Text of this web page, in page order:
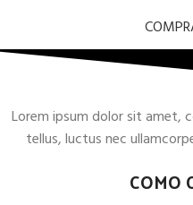
Lorem ipsum dolor sit amet,
tellus, luctus nec
COMO